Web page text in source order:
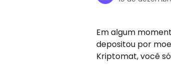
Em algum
depositou por
Kriptomat, você